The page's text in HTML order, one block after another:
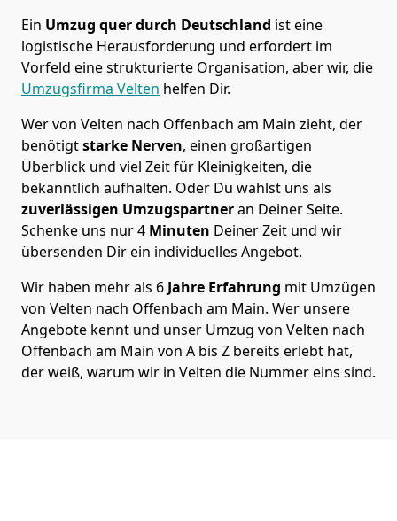
Ein Umzug quer durch Deutschland ist eine
logistische Herausforderung und erfordert im
Vorfeld eine strukturierte Organisation, aber wir, die
Umzugsfirma Velten helfen Dir.
Wer von Velten nach Offenbach am Main zieht, der
benötigtstarke Nerven, einen großartigen
Überblick und viel Zeit für Kleinigkeiten, die
bekanntlich aufhalten. Oder Du wählst uns als
zuverlässigen Umzugspartneran Deiner Seite.
Schenke uns nur4 Minuten Deiner Zeit und wir
übersenden Dir ein individuelles Angebot.
Wir haben mehr als 6 Jahre Erfahrung mit Umzügen
von Velten nach Offenbach am Main. Wer unsere
Angebote kennt und unser Umzug von Velten nach
Offenbach am Main von A bis Z bereits erlebt hat,
der weiß, warum wir in Velten die Nummer eins sind.